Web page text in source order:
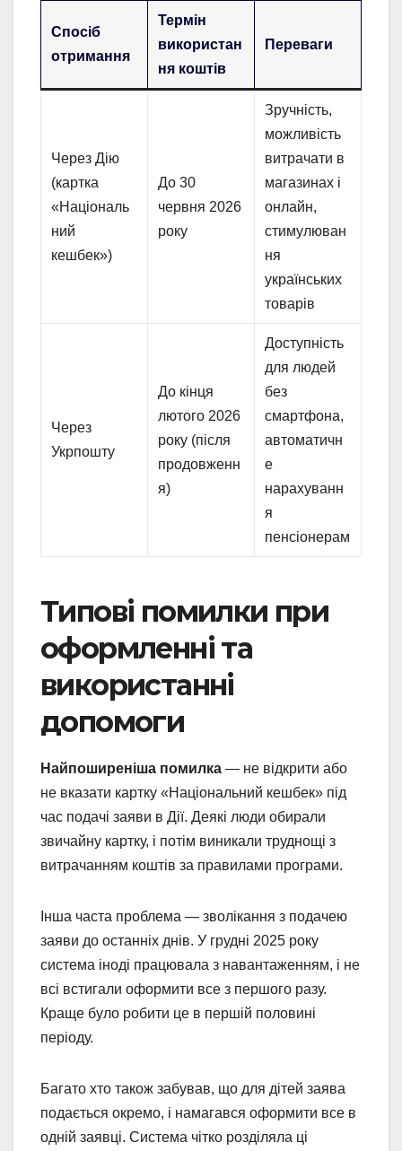
Спосіб
отримання
Термін
використан
ня коштів
Переваги
Через Дію
(картка
«Національ
ний
кешбек»)
До 30
червня 2026
року
Зручність,
можливість
витрачати в
магазинах і
онлайн,
стимулюван
ня
українських
товарів
Через
Укрпошту
До кінця
лютого 2026
року (після
продовженн
я)
Доступність
для людей
без
смартфона,
автоматичн
е
нарахуванн
я
пенсіонерам
Типові помилки при
оформленні та
використанні
допомоги
Найпоширеніша помилка — не відкрити або
не вказати картку «Національний кешбек» під
час подачі заяви в Дії. Деякі люди обирали
звичайну картку, і потім виникали труднощі з
витрачанням коштів за правилами програми.
Інша часта проблема — зволікання з подачею
заяви до останніх днів. У грудні 2025 року
система іноді працювала з навантаженням, і не
всі встигали оформити все з першого разу.
Краще було робити це в першій половині
періоду.
Багато хто також забував, що для дітей заява
подається окремо, і намагався оформити все в
одній заявці. Система чітко розділяла ці